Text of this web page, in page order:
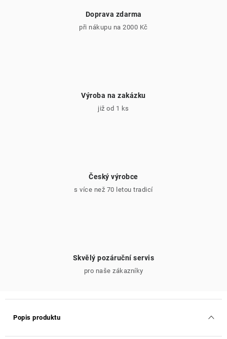
Doprava zdarma
při nákupu na 2000 Kč
Výroba na zakázku
již od 1 ks
Český výrobce
s více než 70 letou tradicí
Skvělý pozáruční servis
pro naše zákazníky
Popis produktu